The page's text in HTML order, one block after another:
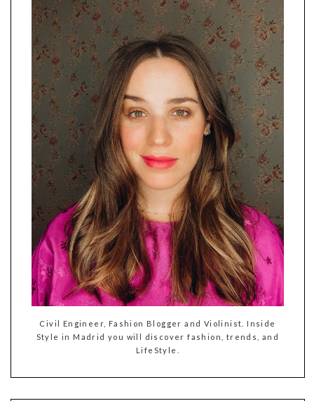
Civil Engineer, Fashion Blogger and Violinist. Inside
Style in Madrid you will discover fashion, trends, and
LifeStyle.